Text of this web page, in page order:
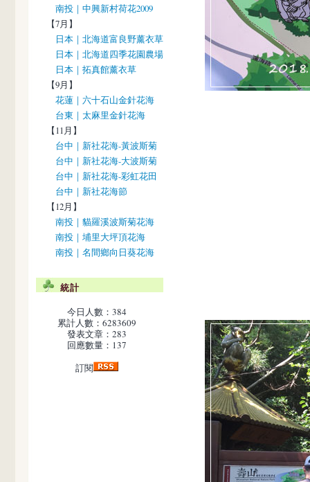
南投｜中興新村荷花2009
【7月】
日本｜北海道富良野薰衣草
日本｜北海道四季花園農場
日本｜拓真館薰衣草
【9月】
花蓮｜六十石山金針花海
台東｜太麻里金針花海
【11月】
台中｜新社花海-黃波斯菊
台中｜新社花海-大波斯菊
台中｜新社花海-彩虹花田
台中｜新社花海節
【12月】
南投｜貓羅溪波斯菊花海
南投｜埔里大坪頂花海
南投｜名間鄉向日葵花海
統計
今日人數：384
累計人數：6283609
發表文章：283
回應數量：137
訂閱